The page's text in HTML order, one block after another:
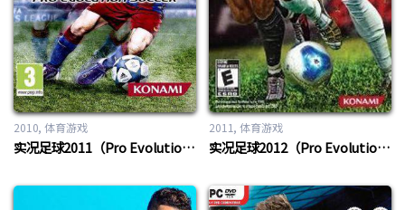
2010 体育游戏
实况足球2011（Pro Evolution Soccer 2011）
2011 体育游戏
实况足球2012（Pro Evolution Soccer 2012）